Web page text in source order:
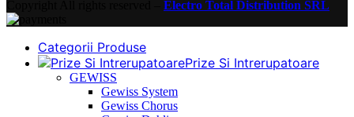
Electro Total Distribution SRL
Categorii Produse
Prize Si Intrerupatoare
GEWISS
Gewiss System
Gewiss Chorus